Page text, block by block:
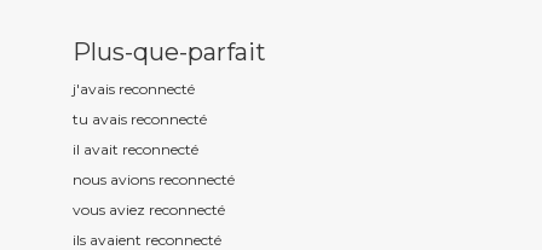
Plus-que-parfait
j'avais reconnecté
tu avais reconnecté
il avait reconnecté
nous avions reconnecté
vous aviez reconnecté
ils avaient reconnecté